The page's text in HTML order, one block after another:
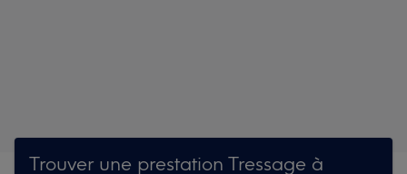
Trouver une prestation Tressage à